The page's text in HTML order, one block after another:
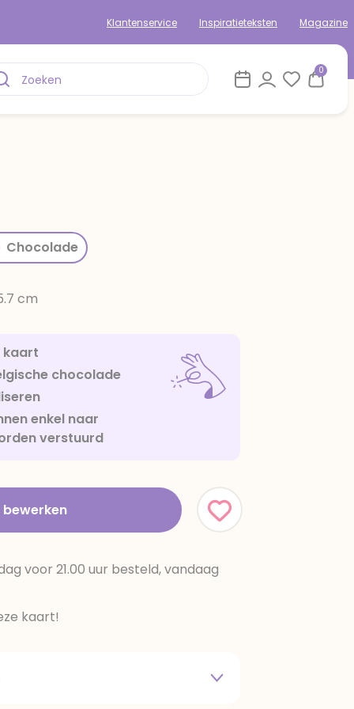
Klantenservice Inspiratieteksten Magazine
0
Chocolade
cm
kaart
chocolade
enkel naar
verstuurd
voor 21.00 uur besteld, vandaag
kaart!